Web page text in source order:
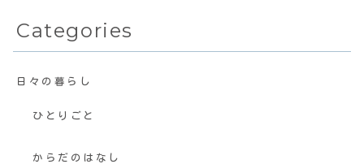
Categories
日々の暮らし
ひとりごと
からだのはなし